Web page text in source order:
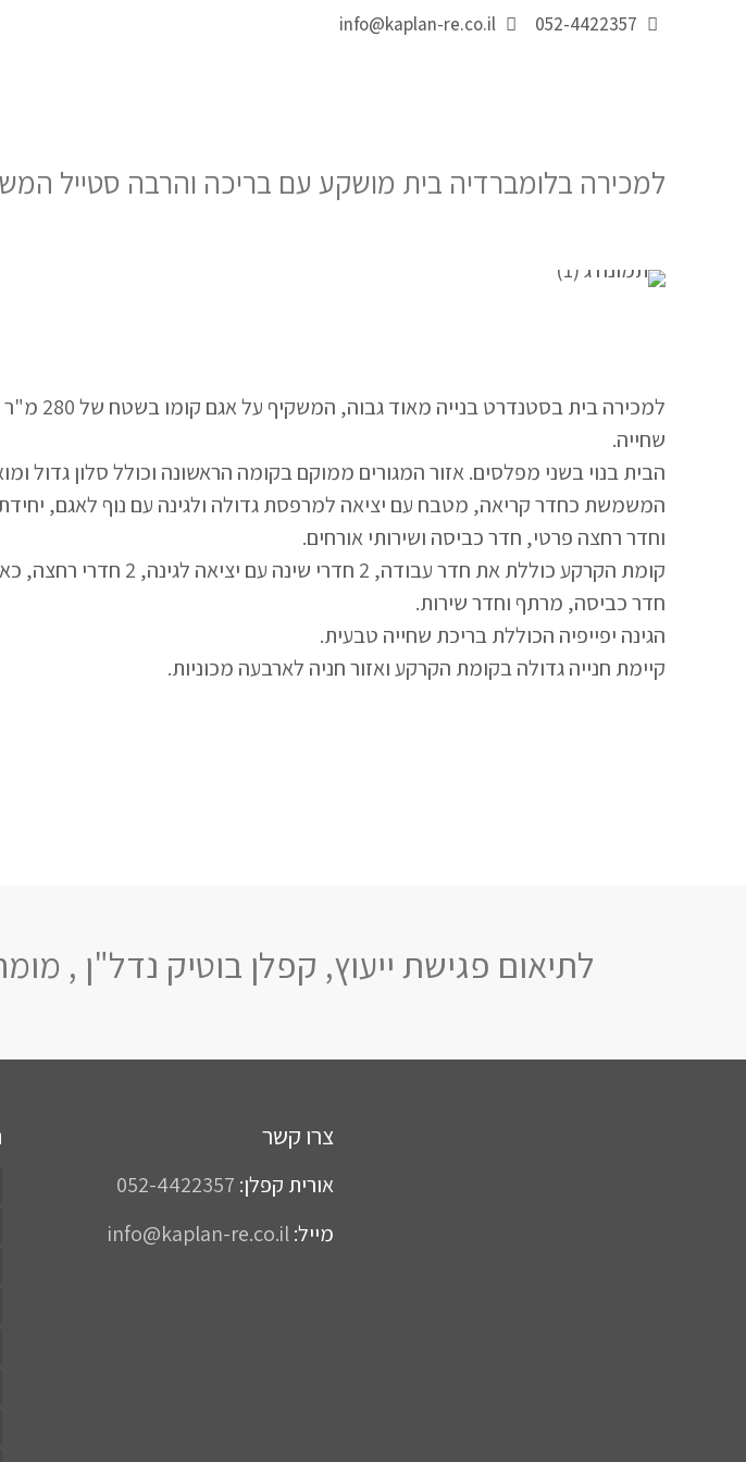
052-4422357
info@kaplan-re.co.il
למכירה בלומברדיה בית מושקע עם בריכה והרבה סטייל
למכירה בית
שחייה.
הבית בנוי בשני מפלסים. אזור המגורים ממוקם בקומה הראשונה וכולל סלון גדול
המשמשת כחדר קריאה, מטבח עם יציאה למרפסת גדולה ולגינה עם נוף לאגם, יחידת
וחדר רחצה פרטי, חדר כביסה ושירותי אורחים.
קומת הקרקע כוללת את חדר עבודה, 2
חדר כביסה, מרתף וחדר שירות.
הגינה יפייפיה הכוללת בריכת שחייה טבעית.
קיימת חנייה גדולה בקומת הקרקע ואזור חניה לארבעה מכוניות.
לתיאום פגישת ייעוץ, קפלן בוטיק נדל"ן ,
צרו קשר
אורית קפלן: 052-4422357
מייל:info@kaplan-re.co.il